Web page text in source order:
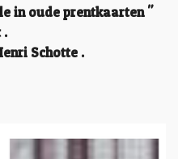
in oude prentkaarten "
.
Schotte .